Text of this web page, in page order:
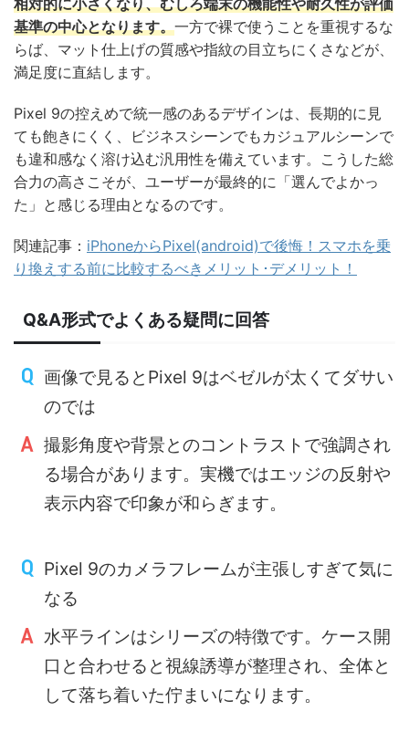
基準の中心となります。一方で裸で使うことを重視するな
らば、マット仕上げの質感や指紋の目立ちにくさなどが、
満足度に直結します。
Pixel 9の控えめで統一感のあるデザインは、長期的に見
ても飽きにくく、ビジネスシーンでもカジュアルシーンで
も違和感なく溶け込む汎用性を備えています。こうした総
合力の高さこそが、ユーザーが最終的に「選んでよかっ
た」と感じる理由となるのです。
関連記事： iPhoneからPixel(android)で後悔！スマホを乗
り換えする前に比較するべきメリット･デメリット！
Q&A形式でよくある疑問に回答
画像で見るとPixel 9はベゼルが太くてダサい
のでは
撮影角度や背景とのコントラストで強調され
る場合があります。実機ではエッジの反射や
表示内容で印象が和らぎます。
Pixel 9のカメラフレームが主張しすぎて気に
なる
水平ラインはシリーズの特徴です。ケース開
口と合わせると視線誘導が整理され、全体と
して落ち着いた佇まいになります。